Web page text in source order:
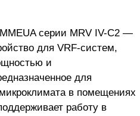
серии MRV IV-C2 —
для VRF-систем,
и
для
в помещениях
работу в